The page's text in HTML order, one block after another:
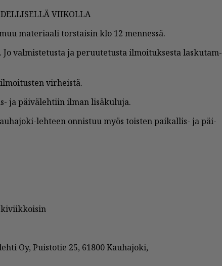
VII­KOL­LA
ma­te­ri­aa­li tors­tai­sin klo 12 men­nes­sä.
Jo val­mis­te­tus­ta ja pe­ruu­te­tus­ta il­moi­tuk­ses­ta las­ku­tam­
vir­heis­tä.
ja päi­vä­leh­tiin il­man li­sä­ku­lu­ja.
leh­teen on­nis­tuu myös tois­ten pai­kal­lis- ja päi­
Oy, Puis­to­tie 25, 61800 Kau­ha­jo­ki,